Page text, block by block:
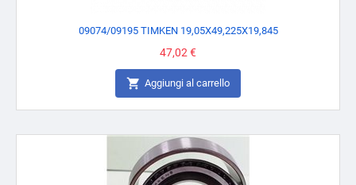
09074/09195 TIMKEN 19,05X49,225X19,845
Prezzo
47,02 €
 Aggiungi al carrello